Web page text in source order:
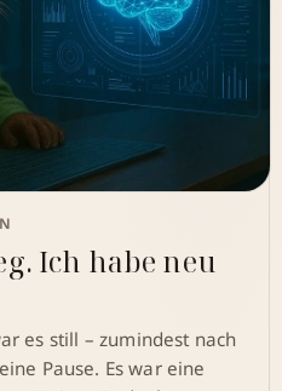
Ich habe neu
es still – zumindest nach
Pause. Es war eine